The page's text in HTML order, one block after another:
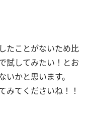
たことがないため比
試してみたい！とお
かと思います。
みてくださいね！！